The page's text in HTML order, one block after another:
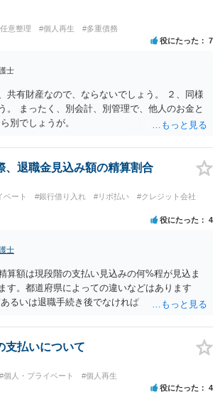
意整理 #個人再生 #多重債務
役にたった 7
士
共有財産なので、ならないでしょう。 ２、同様
。 まったく、別会計、別管理で、他人のお金と
別でしょうが。
、退職金見込み額の精算割合
ベート #銀行借り入れ #リボ払い
#クレジット会社
役にたった 4
士
算額は現段階の支払い見込みの何%程が見込ま
す。都道府県によっての違いなどはあります
るいは退職手続き後でなければ １２・５％が
して頂いてから最短どのくらいで認可されるの
受任通知を送付して 債権者からの債権調査票が
月程度 その間に準備が進めば 直ちに申し立
した申立てを行えば ほぼ補正がなく ２～３
それから ２か月程度で認可となる流れで
支払いについて
#個人・プライベート #個人再生
役にたった 4